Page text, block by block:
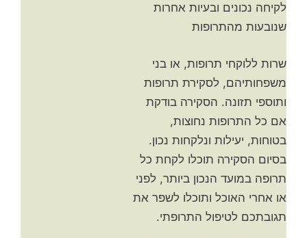
לקיחה נכונים ובעיות אחרות
שנובעות מהתרופות
שרות ללוקחי תרופות, או בני
משפחותיהם, לסקירת תרופות
ותוספי תזונה. הסקירה בודקת
אם כל התרופות נחוצות,
בטוחות, יעילות ונלקחות נכון.
בסיום הסקירה תוכלו לקחת כל
תרופה במועד הנכון ביותר, לפני
או אחרי האוכל ותוכלו לשפר את
תגובתכם לטיפול התרופתי.